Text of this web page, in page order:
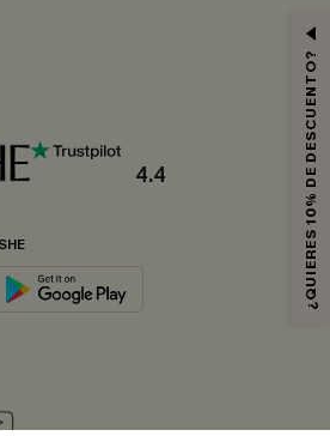
4.4 ¿QUIERES 10% DE DESCUENTO?